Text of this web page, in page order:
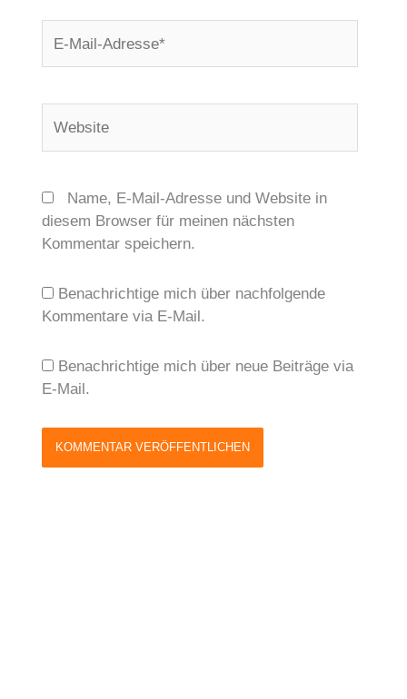
Mail-
Name, E-Mail-Adresse und Website in
diesem Browser für meinen nächsten
Kommentar speichern.
Benachrichtige mich über nachfolgende
Kommentare via E-Mail.
Benachrichtige mich über neue Beiträge via
E-Mail.